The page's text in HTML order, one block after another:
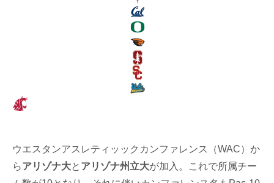
ウエスタンアスレティッックカンファレンス（WAC）か
らアリゾナ大と アリゾナ州立大が加入。これで所属チー